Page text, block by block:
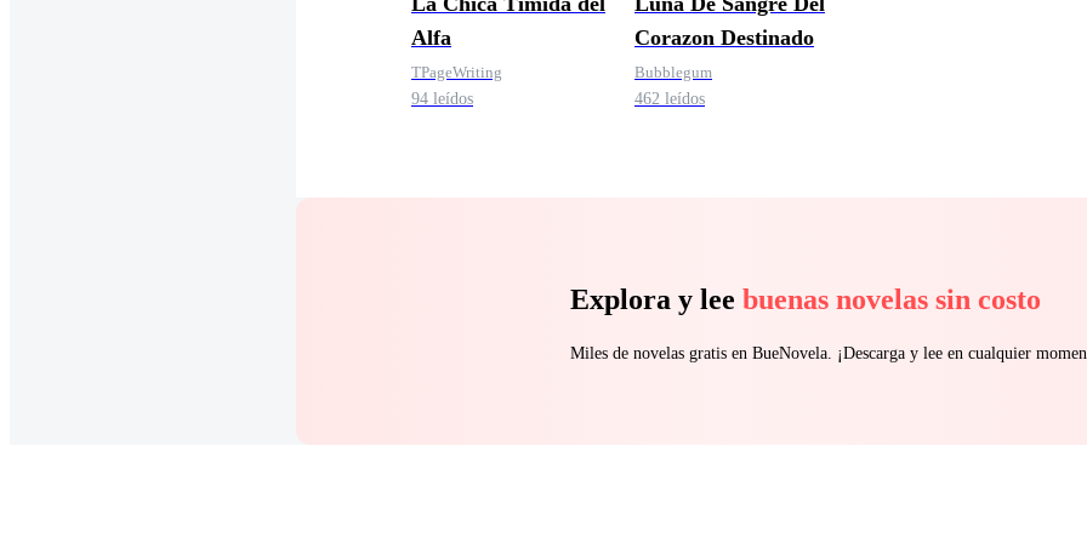
Alfa
TPageWriting
94 leídos
Corazon Destinado
Bubblegum
462 leídos
Explora y lee buenas novelas sin costo
Miles de novelas gratis en BueNovela. ¡Descarga y lee en cualquier